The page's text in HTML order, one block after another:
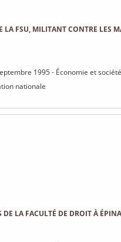
LA FSU, MILITANT CONTRE LES
1995 - Économie et
nationale
LA FACULTÉ DE DROIT À